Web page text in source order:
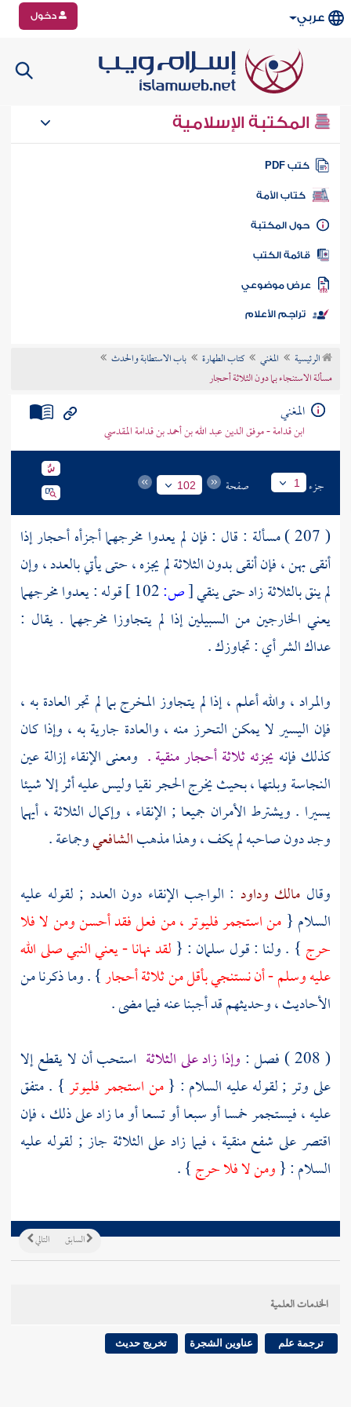
عربي دخول
المكتبة الإسلامية
كتب PDF
كتاب الأمة
المكتبة
الكتب
موضوعي
تراجم الأعلام
الرئيسية المغني كتاب الطهارة
باب الاستطابة والحدث
مسألة الاستنجاء بما دون الثلاثة أحجار
المغني
ابن قدامة - موفق الدين عبد الله بن أحمد بن قدامة المقدسي
جزء 1 صفحة 102
( 207 ) مسألة : قال : فإن لم يعدوا مخرجهما أجزأه أحجار إذا
أنقى بهن ، فإن أنقى بدون الثلاثة لم يجزه ، حتى يأتي بالعدد ، وإن
لم ينق بالثلاثة زاد حتى ينقي[ص:
قوله : يعدوا مخرجهما
يعني الخارجين من السبيلين إذا لم يتجاوزا مخرجهما . يقال :
عداك الشر أي : تجاوزك .
والمراد ، والله أعلم ، إذا لم يتجاوز المخرج بما لم تجر العادة به ،
فإن اليسير لا يمكن التحرز منه ، والعادة جارية به ، وإذا كان
كذلك فإنه يجزئه ثلاثة أحجار منقية . ومعنى الإنقاء إزالة عين
النجاسة وبلتها ، بحيث يخرج الحجر نقيا وليس عليه أثر إلا شيئا
يسيرا . ويشترط الأمران جميعا ; الإنقاء ، وإكمال الثلاثة ، أيهما
وجد دون صاحبه لم يكف ، وهذا مذهبالشافعيوجماعة .
وقال مالك وداود : الواجب الإنقاء دون العدد ; لقوله عليه
السلام { من استجمر فليوتر ، من فعل فقد أحسن ومن لا فلا
حرج } . ولنا : قول سلمان : { لقد نهانا - يعني النبي صلى الله
عليه وسلم - أن نستنجي بأقل من ثلاثة أحجار} . وما ذكرنا من
الأحاديث ، وحديثهم قد أجبنا عنه فيما مضى .
( 208 ) فصل :
وإذا زاد على الثلاثة استحب أن لا يقطع إلا
على وتر ; لقوله عليه السلام : {من استجمر فليوتر} . متفق
عليه ، فيستجمر خمسا أو سبعا أو تسعا أو ما زاد على ذلك ، فإن
اقتصر على شفع منقية ، فيما زاد على الثلاثة جاز ; لقوله عليه
السلام : {ومن لا فلا حرج} .
التالي السابق
الخدمات العلمية
ترجمة علم عناوين الشجرة تخريج حديث